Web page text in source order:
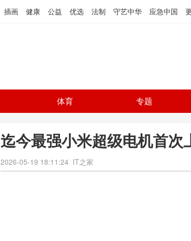
插画 健康 公益 优选 法制 守艺中华 应急中国
体育 专题
迄今最强小米超级电机首
2026-05-19 18:11:24 IT之家